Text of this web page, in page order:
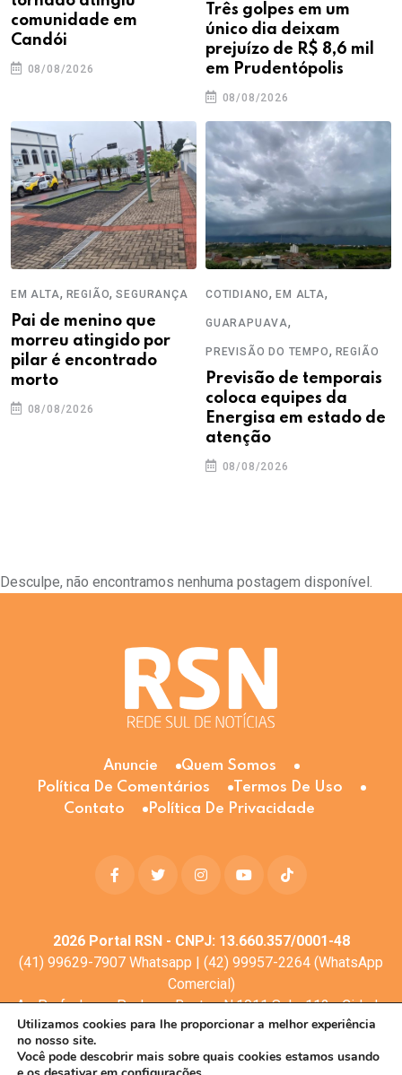
comunidade em
Candói
08/08/2026
Três golpes em um
único dia deixam
prejuízo de R$ 8,6 mil
em Prudentópolis
08/08/2026
EM ALTA, REGIÃO,SEGURANÇA
Pai de menino que
morreu atingido por
pilar é encontrado
morto
08/08/2026
COTIDIANO,EM ALTA,
GUARAPUAVA,
PREVISÃO DO TEMPO, REGIÃO
Previsão de temporais
coloca equipes da
Energisa em estado de
atenção
08/08/2026
Desculpe, não encontramos nenhuma postagem disponível.
Anuncie
Quem Somos
Política De Comentários
Termos De Uso
Contato
Política De Privacidade
2026Portal RSN - CNPJ: 13.660.357/0001-48
(41) 99629-7907 Whatsapp | (42) 99957-2264 (WhatsApp
Comercial)
Av. Profa. Laura Pacheco Bastos N:1011 Sala: 112 - Cidade
dos Lagos, Guarapuava - PR, 85053-525
© Todos os direitos reservados
Utilizamos cookies para lhe proporcionar a melhor experiência
no nosso site.
Você pode descobrir mais sobre quais cookies estamos usando